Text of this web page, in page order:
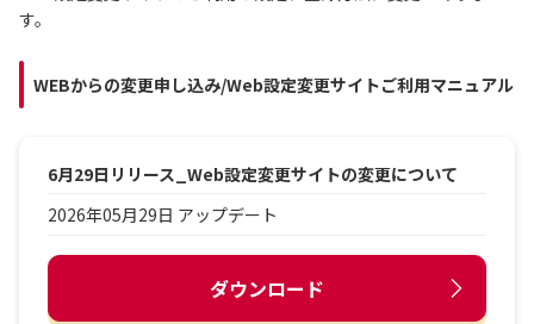
す。
WEBからの変更申し込み/Web設定変更サイトご利用マニュアル
6月29日リリース_Web設定変更サイトの変更について
2026年05月29日 アップデート
ダウンロード